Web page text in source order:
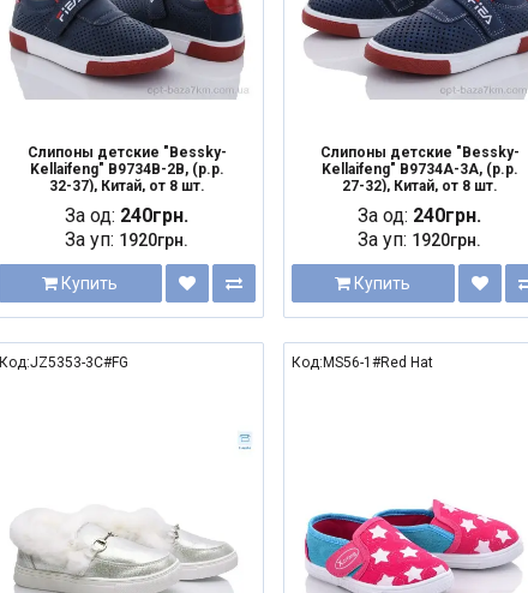
Слипоны детские "Bessky-
Kellaifeng" B9734B-2B, (р.р.
32-37), Китай, от 8 шт.
За од: 240грн.
За уп: 1920грн.
Купить
Слипоны детские "Bessky-
Kellaifeng" B9734A-3A, (р.р.
27-32), Китай, от 8 шт.
За од: 240грн.
За уп: 1920грн.
Купить
Код:JZ5353-3C#FG Код:MS56-1#Red Hat